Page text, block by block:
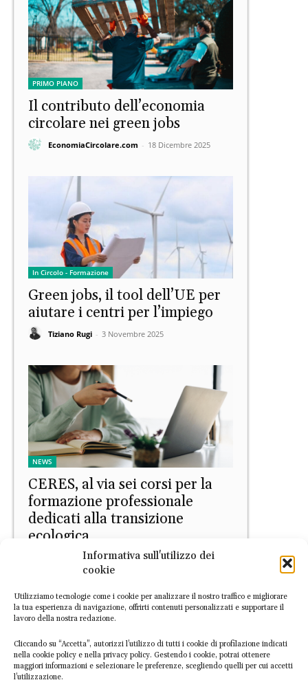
Informativa sull'utilizzo dei
cookie
Utilizziamo tecnologie come i cookie per analizzare il nostro traffico e migliorare
la tua esperienza di navigazione, offrirti contenuti personalizzati e supportare il
lavoro della nostra redazione.
Cliccando su “Accetta”, autorizzi l’utilizzo di tutti i cookie di profilazione indicati
nella cookie policy e nella privacy policy. Gestendo i cookie, potrai ottenere
maggiori informazioni e selezionare le preferenze, scegliendo quelli per cui accetti
l’utilizzazione.
PRIMO PIANO
Il contributo dell’economia
circolare nei green jobs
EconomiaCircolare.com - 18 Dicembre 2025
In Circolo - Formazione
Green jobs, il tool dell’UE per
aiutare i centri per l’impiego
Tiziano Rugi - 3 Novembre 2025
NEWS
CERES, al via sei corsi per la
formazione professionale
dedicati alla transizione
ecologica
Tiziano Rugi - 10 Luglio 2025